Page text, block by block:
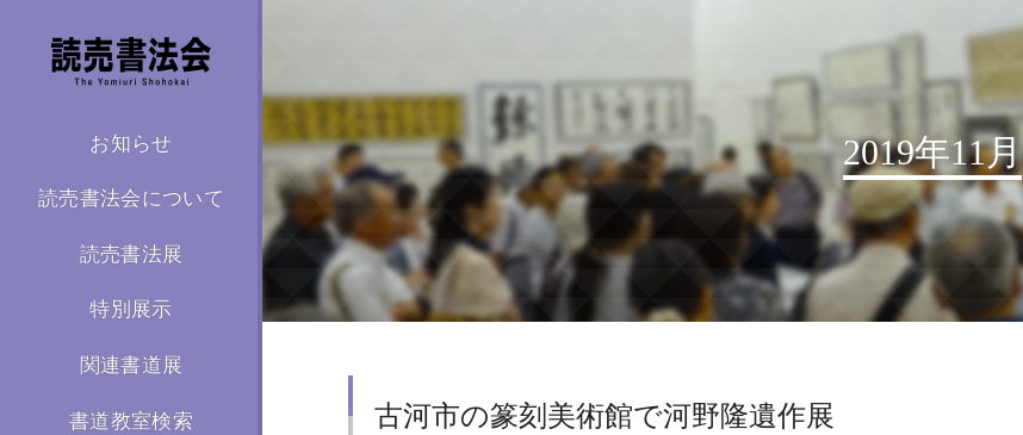
お知らせ
読売書法会について
読売書法展
特別展示
関連書道展
書道教室検索
2019年11月
古河市の篆刻美術館で河野隆遺作展
お知らせ
読売書法会について
読売書法展
関連書道展